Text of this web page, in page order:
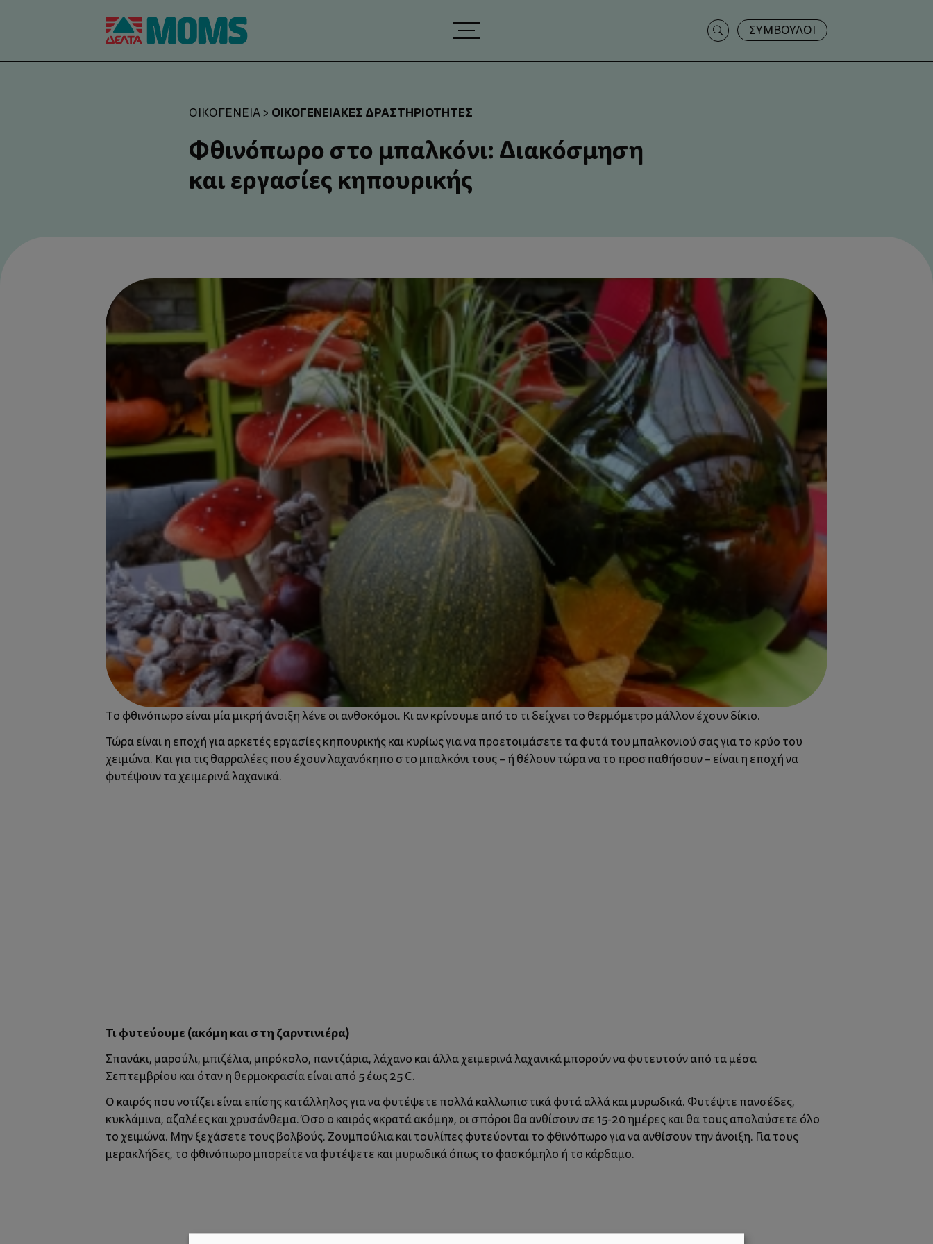
Search
for:
ΣΥΜΒΟΥΛΟΙ
ΟΙΚΟΓΈΝΕΙΑ> ΟΙΚΟΓΕΝΕΙΑΚΈΣ ΔΡΑΣΤΗΡΙΌΤΗΤΕΣ
Φθινόπωρο στο μπαλκόνι: Διακόσμηση
και εργασίες κηπουρικής
Το φθινόπωρο είναι μία μικρή άνοιξη λένε οι ανθοκόμοι. Κι αν κρίνουμε από το τι δείχνει το θερμόμετρο μάλλον έχουν δίκιο.
Τώρα είναι η εποχή για αρκετές εργασίες κηπουρικής και κυρίως για να προετοιμάσετε τα φυτά του μπαλκονιού σας για το κρύο του
χειμώνα. Και για τις θαρραλέες που έχουν λαχανόκηπο στο μπαλκόνι τους – ή θέλουν τώρα να το προσπαθήσουν – είναι η εποχή να
φυτέψουν τα χειμερινά λαχανικά.
Τι φυτεύουμε (ακόμη και στη ζαρντινιέρα)
Σπανάκι, μαρούλι, μπιζέλια, μπρόκολο, παντζάρια, λάχανο και άλλα χειμερινά λαχανικά μπορούν να φυτευτούν από τα μέσα
Σεπτεμβρίου και όταν η θερμοκρασία είναι από 5 έως 25 C.
Ο καιρός που νοτίζει είναι επίσης κατάλληλος για να φυτέψετε πολλά καλλωπιστικά φυτά αλλά και μυρωδικά. Φυτέψτε πανσέδες,
κυκλάμινα, αζαλέες και χρυσάνθεμα. Όσο ο καιρός «κρατά ακόμη», οι σπόροι θα ανθίσουν σε 15-20 ημέρες και θα τους απολαύσετε όλο
το χειμώνα. Μην ξεχάσετε τους βολβούς. Ζουμπούλια και τουλίπες φυτεύονται το φθινόπωρο για να ανθίσουν την άνοιξη. Για τους
μερακλήδες, το φθινόπωρο μπορείτε να φυτέψετε και μυρωδικά όπως το φασκόμηλο ή το κάρδαμο.